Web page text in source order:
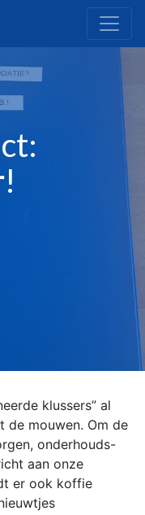
klussers” al
de mouwen. Om de
onderhouds-
aan onze
er ook koffie